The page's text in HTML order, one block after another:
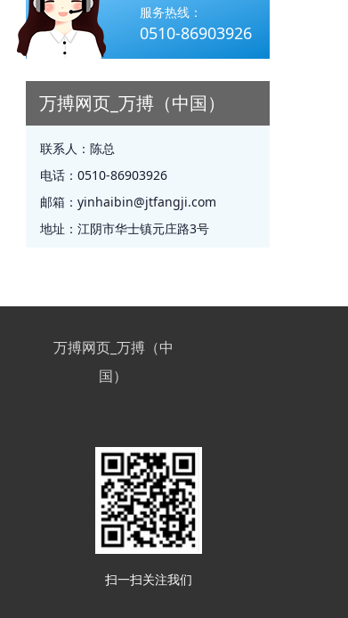
服务热线：
0510-86903926
万搏网页_万搏（中国）
联系人： 陈总
电话： 0510-86903926
邮箱： yinhaibin@jtfangji.com
地址： 江阴市华士镇元庄路3号
万搏网页_万搏（中
国）
扫一扫关注我们